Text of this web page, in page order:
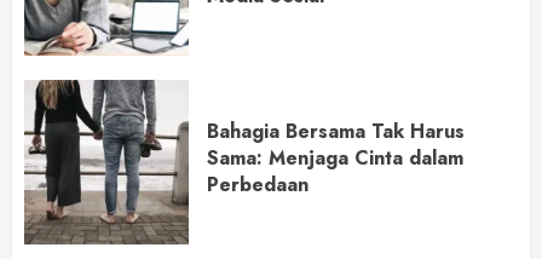
Bahagia Bersama Tak Harus
Sama: Menjaga Cinta dalam
Perbedaan